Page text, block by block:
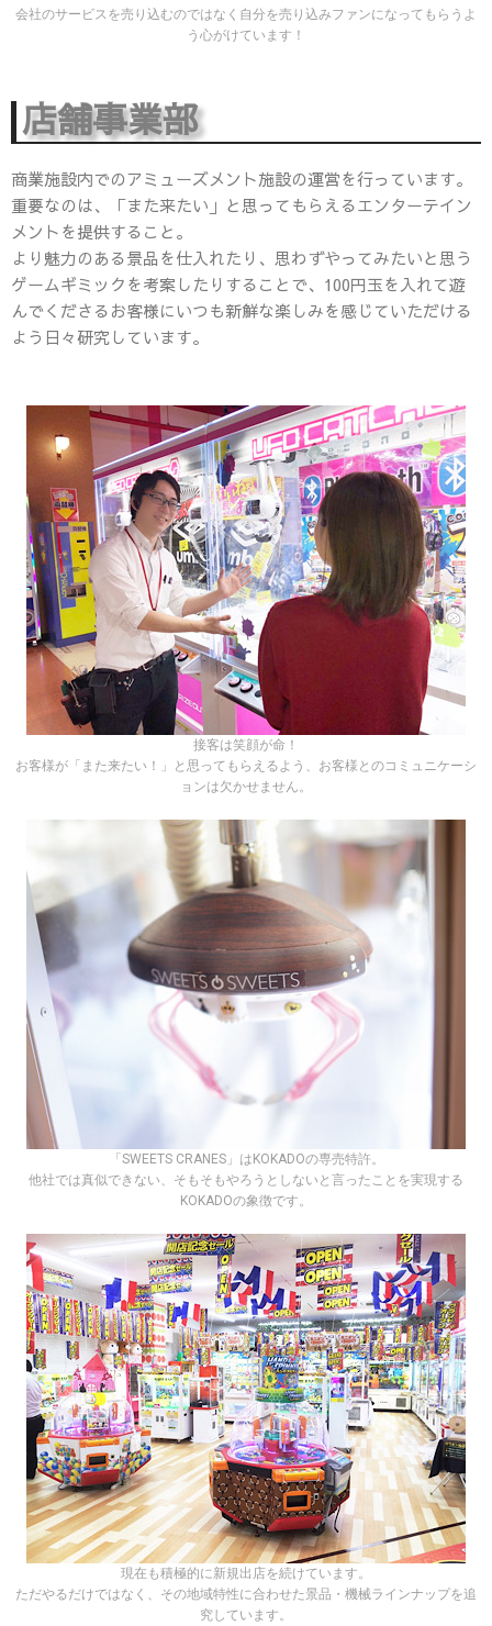
会社のサービスを売り込むのではなく自分を売り込みファンになってもらうよ
う心がけています！
店舗事業部
商業施設内でのアミューズメント施設の運営を行っています。
重要なのは、「また来たい」と思ってもらえるエンターテイン
メントを提供すること。
より魅力のある景品を仕入れたり、思わずやってみたいと思う
ゲームギミックを考案したりすることで、100円玉を入れて遊
んでくださるお客様にいつも新鮮な楽しみを感じていただける
よう日々研究しています。
接客は笑顔が命！
お客様が「また来たい！」と思ってもらえるよう、お客様とのコミュニケーシ
ョンは欠かせません。
「SWEETS CRANES」はKOKADOの専売特許。
他社では真似できない、そもそもやろうとしないと言ったことを実現する
KOKADOの象徴です。
現在も積極的に新規出店を続けています。
ただやるだけではなく、その地域特性に合わせた景品・機械ラインナップを追
究しています。